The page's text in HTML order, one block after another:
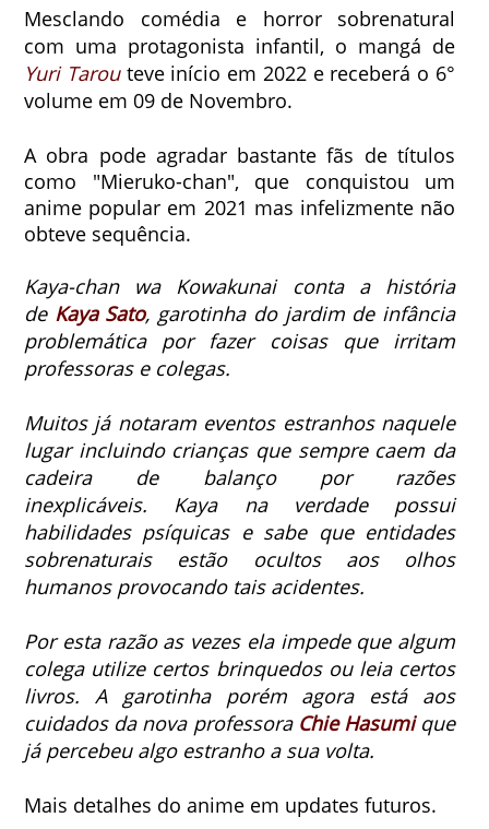
Mesclando comédia e horror sobrenatural
com uma protagonista infantil, o mangá de
Yuri Tarouteve início em 2022 e receberá o 6°
volume em 09 de Novembro.
A obra pode agradar bastante fãs de títulos
como "Mieruko-chan", que conquistou um
anime popular em 2021 mas infelizmente não
obteve sequência.
Kaya-chan wa Kowakunai conta a história
de Kaya Sato, garotinha do jardim de infância
problemática por fazer coisas que irritam
professoras e colegas.
Muitos já notaram eventos estranhos naquele
lugar incluindo crianças que sempre caem da
cadeira de balanço por razões
inexplicáveis. Kaya na verdade possui
habilidades psíquicas e sabe que entidades
sobrenaturais estão ocultos aos olhos
humanos provocando tais acidentes.
Por esta razão as vezes ela impede que algum
colega utilize certos brinquedos ou leia certos
livros. A garotinha porém agora está aos
cuidados da nova professora Chie Hasumique
já percebeu algo estranho a sua volta.
Mais detalhes do anime em updates futuros.